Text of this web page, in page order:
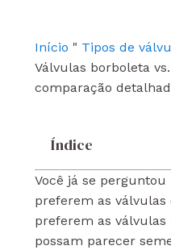
k
n
Início " Tipos de
Válvulas borboleta
comparação
Índice
Você já se
preferem as válvulas
preferem as
possam parecer